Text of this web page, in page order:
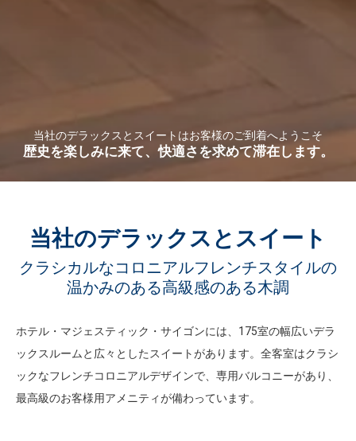
当社のデラックスとスイートはお客様のご到着へようこそ
歴史を楽しみに来て、快適さを求めて滞在します。
当社のデラックスとスイート
クラシカルなコロニアルフレンチスタイルの
温かみのある高級感のある木調
ホテル・マジェスティック・サイゴンには、175室の幅広いデラ
ックスルームと広々としたスイートがあります。全客室はクラシ
ックなフレンチコロニアルデザインで、専用バルコニーがあり、
最高級のお客様用アメニティが備わっています。